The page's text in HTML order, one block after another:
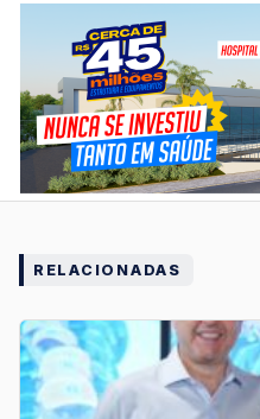
RELACIONADAS